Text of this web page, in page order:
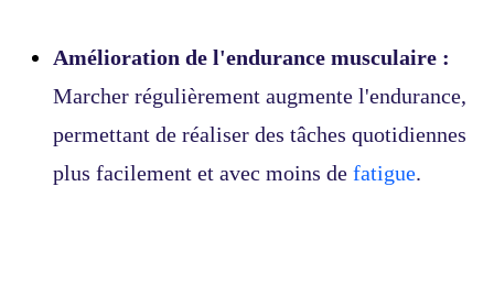
Amélioration de l'endurance musculaire :
Marcher régulièrement augmente l'endurance,
permettant de réaliser des tâches quotidiennes
plus facilement et avec moins de fatigue.